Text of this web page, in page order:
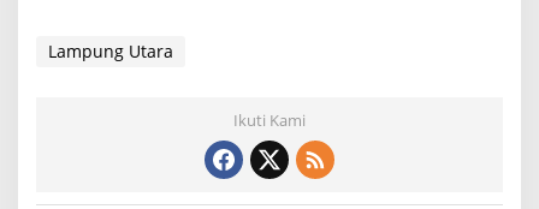
Lampung Utara
Ikuti Kami